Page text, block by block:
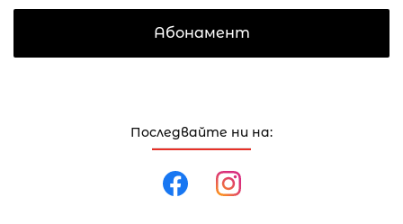
Последвайте ни на:
Абонамент